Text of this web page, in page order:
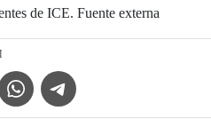
de ICE. Fuente externa
Icon Icon
Telegram Icon